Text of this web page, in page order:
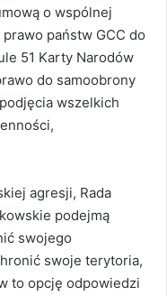
o wspólnej
państw GCC do
51 Karty Narodów
do samoobrony
wszelkich
agresji, Rada
podejmą
swojego
swoje terytoria,
to opcję odpowiedzi